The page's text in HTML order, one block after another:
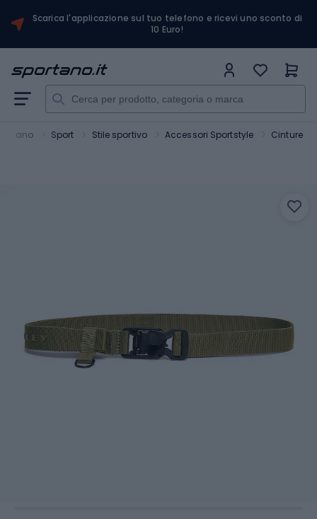
Scarica l'applicazione sul tuo telefono e ricevi uno sconto di
10 Euro!
Sport Stile sportivo Accessori Sportstyle Cinture